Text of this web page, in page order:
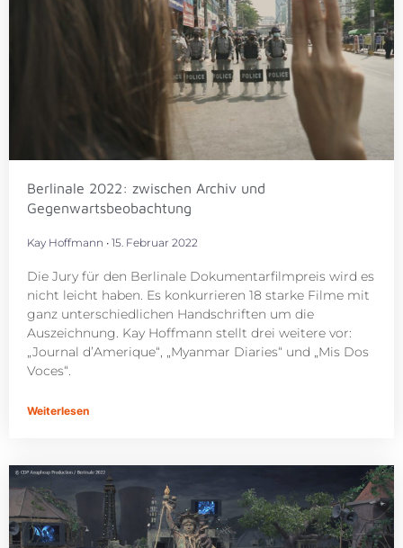
Berlinale 2022: zwischen Archiv und
Gegenwartsbeobachtung
Kay Hoffmann 15. Februar 2022
Die Jury für den Berlinale Dokumentarfilmpreis wird es
nicht leicht haben. Es konkurrieren 18 starke Filme mit
ganz unterschiedlichen Handschriften um die
Auszeichnung. Kay Hoffmann stellt drei weitere vor:
„Journal d’Amerique“, „Myanmar Diaries“ und „Mis Dos
Voces“.
Weiterlesen